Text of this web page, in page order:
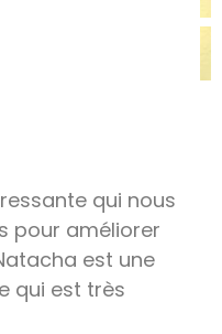
qui nous
pour améliorer
est une
qui est très